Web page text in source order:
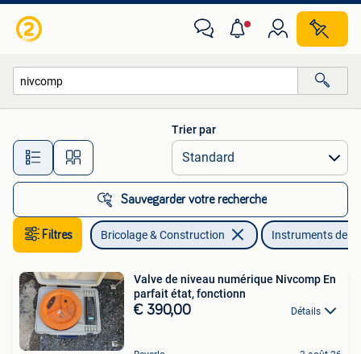
Toutes les distances…
Trier par
Sauvegarder votre recherche
Filtres Bricolage & Construction Instruments de
Valve de niveau numérique Nivcomp En
parfait état, fonctionn
€ 390,00 Détails